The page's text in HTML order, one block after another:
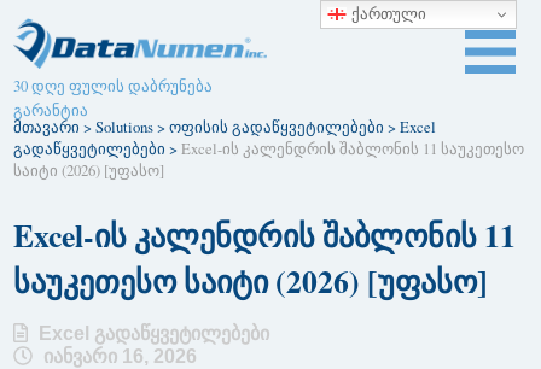
30 დღე ფულის დაბრუნება
გარანტია
მთავარი >Solutions>ოფისის გადაწყვეტილებები >Excel
გადაწყვეტილებები >Excel-ის კალენდრის შაბლონის 11 საუკეთესო
საიტი (2026) [უფასო]
Excel-ის კალენდრის შაბლონის 11
საუკეთესო საიტი (2026) [უფასო]
Excel გადაწყვეტილებები
იანვარი 16, 2026
ქართული